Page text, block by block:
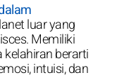
luar yang
Memiliki
berarti
intuisi, dan